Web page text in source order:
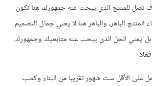
تصل للمنتج الذي يبحت عنه جمهورك، هنا تكون
الباهر، والباهر هنا لا يعني جمال التصميم
يعني الحل الذي يبحث عنه متابعيك وجمهورك،
على الأقل ست شهور تقريبا من البناء وكسب